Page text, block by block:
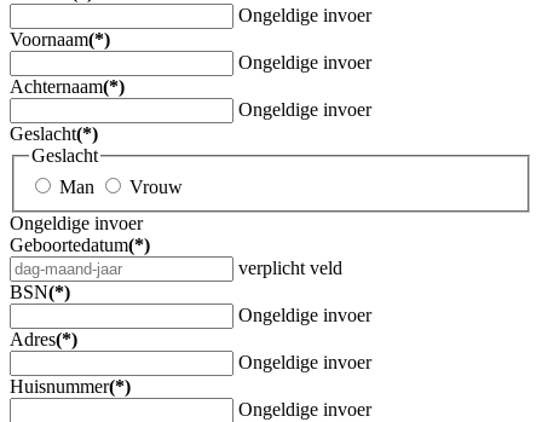
Ongeldige invoer
Voornaam(*)
Ongeldige invoer
Achternaam(*)
Ongeldige invoer
Geslacht(*)
Geslacht
Man
Vrouw
Ongeldige invoer
Geboortedatum(*)
verplicht veld
BSN(*)
Ongeldige invoer
Adres(*)
Ongeldige invoer
Huisnummer(*)
Ongeldige invoer